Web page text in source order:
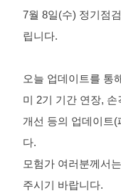
7월 8일(수) 정기점
립니다.
오늘 업데이트를 통
미 2기 기간 연장,
개선 등의 업데이트
다.
모험가 여러분께서
주시기 바랍니다.